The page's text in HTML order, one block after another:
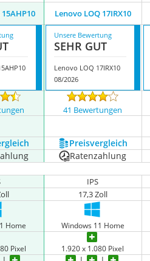
Lenovo LOQ 17IRX10
Unsere Bewertung
SEHR GUT
Lenovo LOQ 17IRX10
08/2026
41 Bewertungen
Preis­vergleich
Ratenzahlung
IPS
17,3 Zoll
Home Windows 11 Home
Pixel 1.920 x 1.080 Pixel